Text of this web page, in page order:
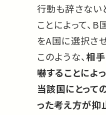
行動も辞さない
ことによって、
をA国に選択させ
このような、相
嚇することによ
当該国にとって
った考え方が抑